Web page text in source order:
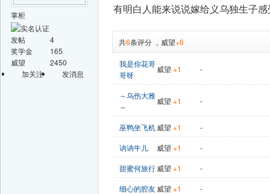
掌柜
发帖
4
奖学金
165
威望
2450
加关注
发消息
有明白人能来说说嫁给义乌独生子
共6条评分 ， 威望+6
我是你花哥
哥呀
威望 +1 -
～乌伤大雅
～
威望 +1 -
巫鸭坐飞机威望 +1
-
讷讷牛儿
威望 +1
-
甜蜜何旅行威望 +1
-
细心的腔友威望 +1 -